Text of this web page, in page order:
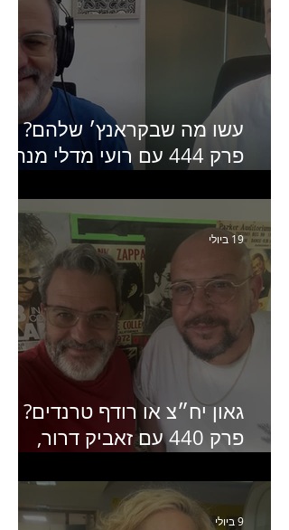
עשו מה שבקראנץ׳ שלהם?
פרק 444 עם רועי מדלי מנהל
האחרון של קראנץ׳
גאון יח״צ או רודף טרנדים?
פרק 440 עם זאביק דרור,
ותקשורת
19 ביולי
9 ביולי